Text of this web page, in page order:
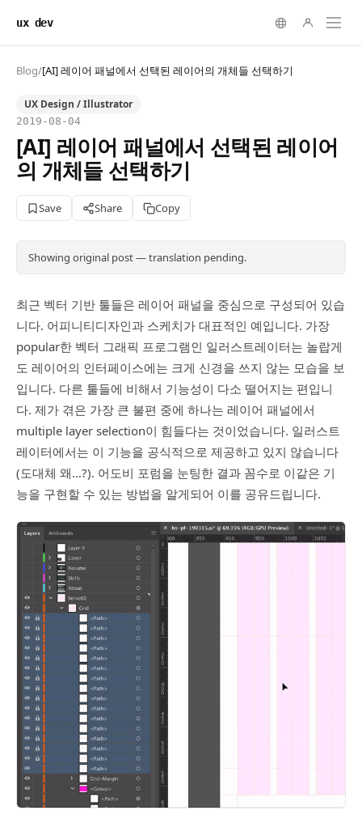
ux dev
Blog/[AI] 레이어 패널에서 선택된 레이어의 개체들 선택하기
UX Design / Illustrator
2019-08-04
[AI] 레이어 패널에서 선택된 레이어
의 개체들 선택하기
Save Share Copy
Showing original post — translation pending.
최근 벡터 기반 툴들은 레이어 패널을 중심으로 구성되어 있습
니다. 어피니티디자인과 스케치가 대표적인 예입니다. 가장
popular한 벡터 그래픽 프로그램인 일러스트레이터는 놀랍게
도 레이어의 인터페이스에는 크게 신경을 쓰지 않는 모습을 보
입니다. 다른 툴들에 비해서 기능성이 다소 떨어지는 편입니
다. 제가 겪은 가장 큰 불편 중에 하나는 레이어 패널에서
multiple layer selection이 힘들다는 것이었습니다. 일러스트
레이터에서는 이 기능을 공식적으로 제공하고 있지 않습니다
(도대체 왜…?). 어도비 포럼을 눈팅한 결과 꼼수로 이같은 기
능을 구현할 수 있는 방법을 알게되어 이를 공유드립니다.